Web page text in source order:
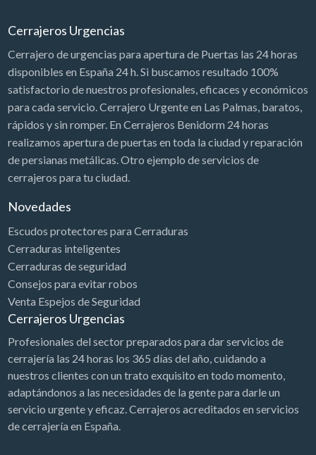
Cerrajeros Urgencias
Cerrajero de urgencias para apertura de Puertas las 24 horas
disponibles en España 24 h. Si buscamos resultado 100%
satisfactorio de nuestros profesionales, eficaces y económicos
para cada servicio. Cerrajero Urgente en Las Palmas, baratos,
rápidos y sin romper. En Cerrajeros Benidorm 24 horas
realizamos apertura de puertas en toda la ciudad y reparación
de persianas metálicas. Otro ejemplo de servicios de
cerrajeros para tu ciudad.
Novedades
Escudos protectores para Cerraduras
Cerraduras inteligentes
Cerraduras de seguridad
Consejos para evitar robos
Venta Espejos de Seguridad
Cerrajeros Urgencias
Profesionales del sector preparados para dar servicios de
cerrajería las 24 horas los 365 días del año, cuidando a
nuestros clientes con un trato exquisito en todo momento,
adaptándonos a las necesidades de la gente para darle un
servicio urgente y eficaz. Cerrajeros acreditados en servicios
de cerrajería en España.